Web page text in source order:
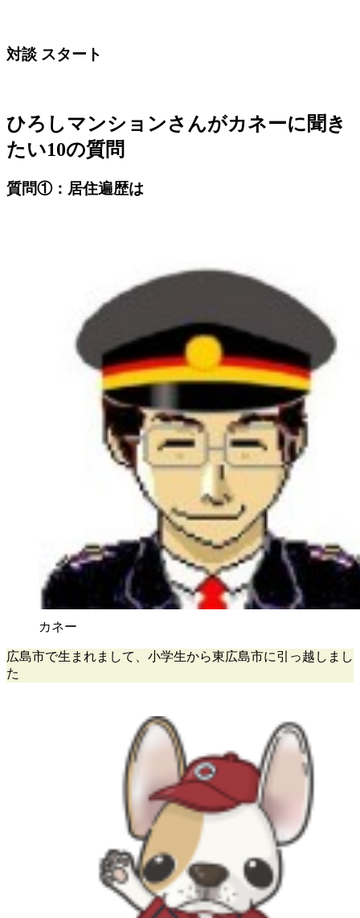
対談 スタート
ひろしマンションさんがカネーに聞き
たい10の質問
質問①：居住遍歴は
カネー
広島市で生まれまして、小学生から東広島市に引っ越しまし
た